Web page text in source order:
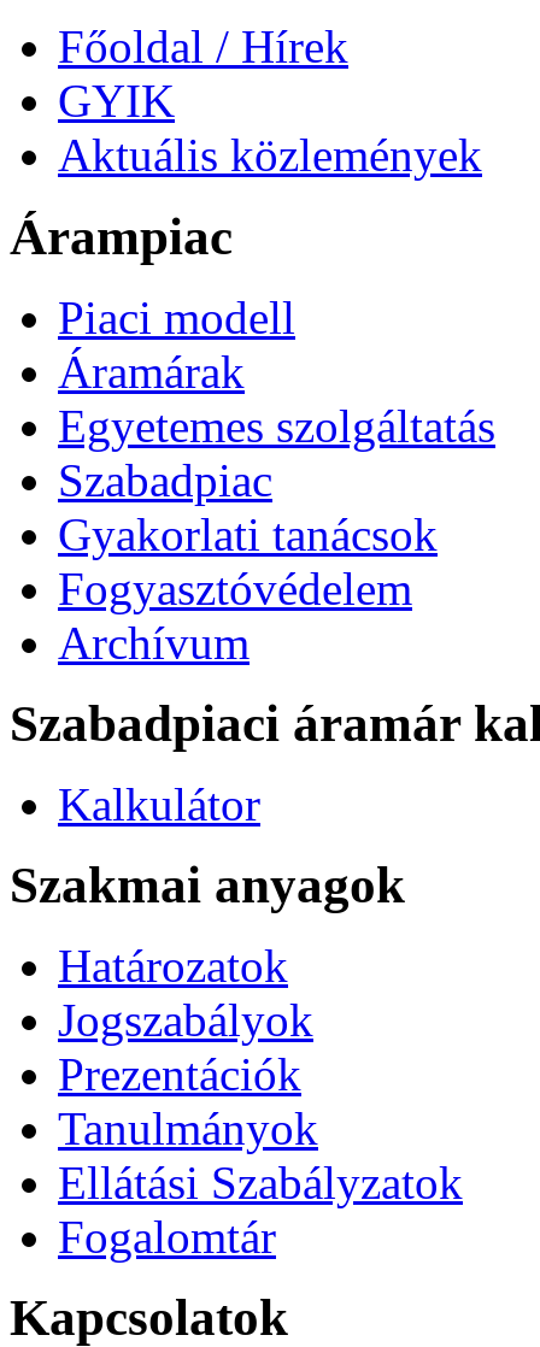
Főoldal / Hírek
GYIK
Aktuális közlemények
Árampiac
Piaci modell
Áramárak
Egyetemes szolgáltatás
Szabadpiac
Gyakorlati tanácsok
Fogyasztóvédelem
Archívum
Szabadpiaci áramár
Kalkulátor
Szakmai anyagok
Határozatok
Jogszabályok
Prezentációk
Tanulmányok
Ellátási Szabályzatok
Fogalomtár
Kapcsolatok